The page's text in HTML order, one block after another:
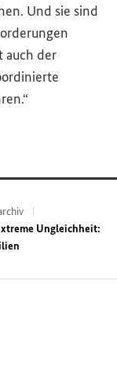
Und sie sind
auch der
Ungleichheit: